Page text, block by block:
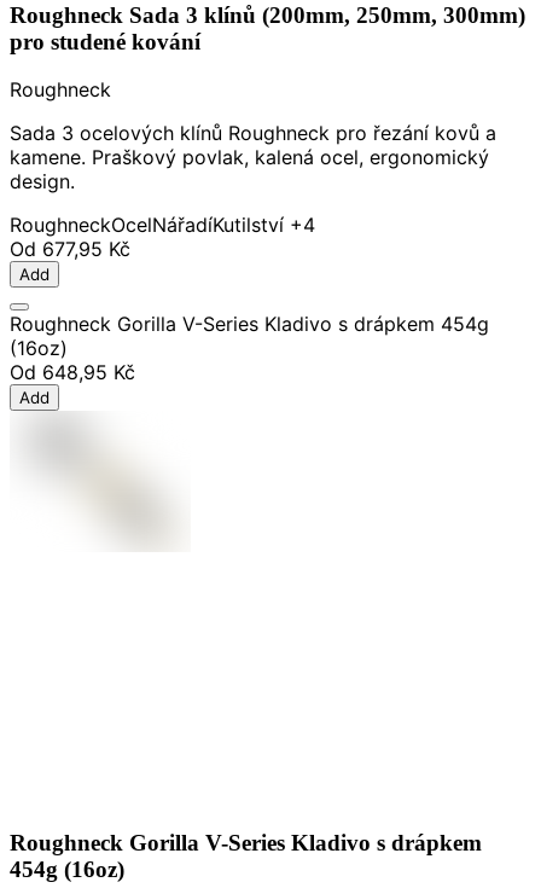
Roughneck Sada 3 klínů (200mm, 250mm, 300mm)
pro studené kování
Roughneck
Sada 3 ocelových klínů Roughneck pro řezání kovů a
kamene. Praškový povlak, kalená ocel, ergonomický
design.
RoughneckOcelNářadíKutilství +4
Od 677,95 Kč
Add
Roughneck Gorilla V-Series Kladivo s drápkem 454g
(16oz)
Od 648,95 Kč
Add
Roughneck Gorilla V-Series Kladivo s drápkem
454g (16oz)